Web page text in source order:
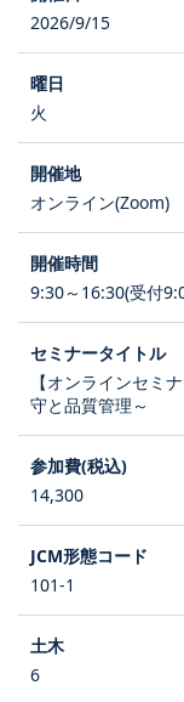
2026/9/15
火
オンライン(Zoom)
9:30～16:30(受付
【オンラインセミ
守と品質管理～
14,300
101-1
6